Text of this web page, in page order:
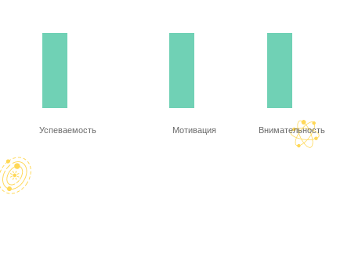
Успеваемость Мотивация Внимательность